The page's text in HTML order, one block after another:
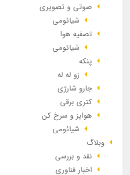
صوتی و تصویری
شیائومی
تصفیه هوا
شیائومی
پنکه
زو له له
جارو شارژی
کتری برقی
هواپز و سرخ کن
شیائومی
وبلاگ
نقد و بررسی
اخبار فناوری